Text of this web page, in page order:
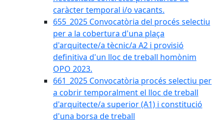
caràcter temporal i/o vacants.
655_2025 Convocatòria del procés selectiu
per a la cobertura d'una plaça
d'arquitecte/a tècnic/a A2 i provisió
definitiva d'un lloc de treball homònim
OPO 2023.
661_2025 Convocatòria procés selectiu per
a cobrir temporalment el lloc de treball
d'arquitecte/a superior (A1) i constitució
d'una borsa de treball